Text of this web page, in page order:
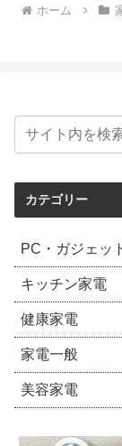
ホーム
カテゴリー
PC・ガジェッ
キッチン家電
健康家電
家電一般
美容家電